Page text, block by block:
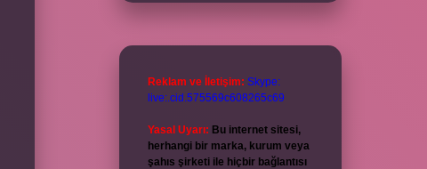
Reklam ve İletişim: Skype:
live:.cid.575569c608265c69
Yasal Uyarı: Bu internet sitesi,
herhangi bir marka, kurum veya
şahıs şirketi ile hiçbir bağlantısı